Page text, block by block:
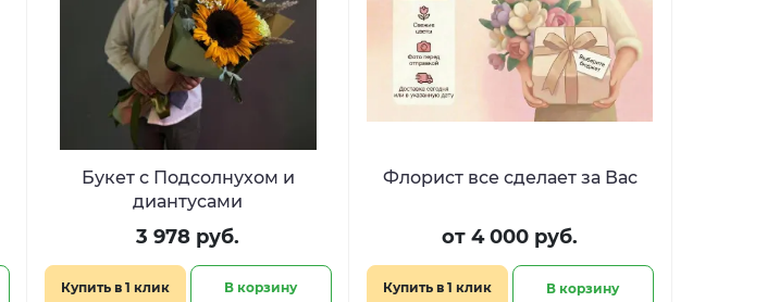
Букет с Подсолнухом и
диантусами
3 978 руб.
Купить в 1 клик В корзину
Флорист все сделает за Вас
от 4 000 руб.
Купить в 1 клик В корзину